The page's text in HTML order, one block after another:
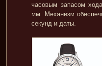
часовым запасом
мм. Механизм
секунд и даты.